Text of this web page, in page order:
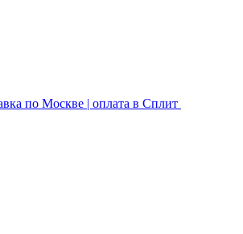
по Москве | оплата в Сплит